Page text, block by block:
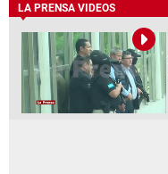
LA PRENSA VIDEOS